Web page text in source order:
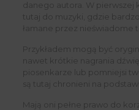
danego autora. W pierwszej
tutaj do muzyki, gdzie
łamane przez nieświadome
Przykładem mogą być
nawet krótkie nagrania
piosenkarze lub pomniejsi
są tutaj chronieni na
Mają oni pełne prawo do